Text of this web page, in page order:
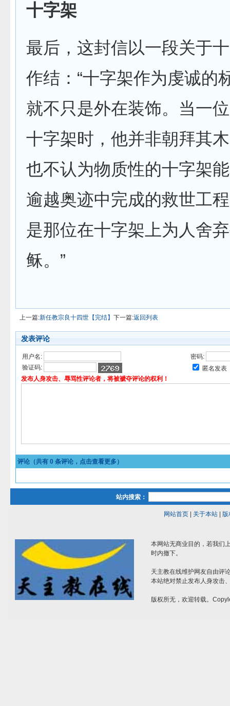
十字架
最后，这封信以一段关于
作结：“十字架作为虔诚的
就不只是外在装饰。当一
十字架时，他并非朝拜其
也不认为物质性的十字架
逾越奥迹中完成的救世工
是那位在十字架上为人舍
稣。”
上一篇:新任教宗良十四世【完结】 下一篇:返回列表
发表评论
用户名:
密码:
验证码:
匿名发表
发布人身攻击、辱骂性评论者，将被褫夺评论的权利！
评论（共有 0 条评论，点击查看更多）
站内搜索：
网站首页| 关于本站| 版
本网站无商业目的，若我们
时内撤下。
天主教在线维护网友自由评
本站绝对禁止发布人身攻击
版权所无，欢迎转载。